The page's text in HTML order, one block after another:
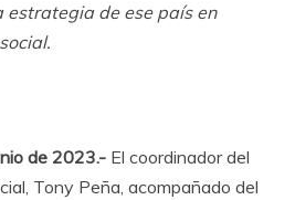
estrategia de ese país en
de 2023.- El coordinador del
Tony Peña, acompañado del